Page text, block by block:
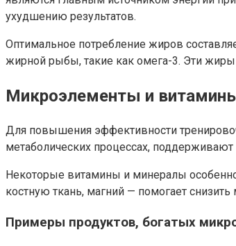
ухудшению результатов.
Оптимальное потребление жиров
жирной рыбы, такие как омега-3. Эти
Микроэлементы и
Для повышения эффективности
метаболических процессах,
Некоторые витамины и минералы
костную ткань, магний — помогает
Примеры продуктов, богатых